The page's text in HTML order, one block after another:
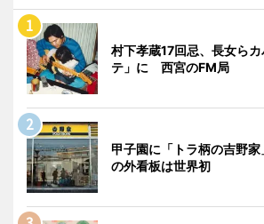
村下孝蔵17回忌、長女ら
テ」に 西宮のFM局
甲子園に「トラ柄の吉野
の外看板は世界初